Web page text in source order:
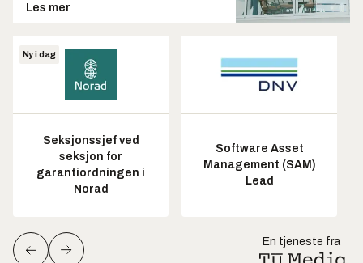
Les mer
Ny i dag
Seksjonssjef ved
seksjon for
garantiordningen i
Norad
Software Asset
Management (SAM)
Lead
En tjeneste fra